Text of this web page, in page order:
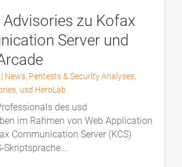
Advisories zu Kofax
Server und
| News, Pentests & Security Analyses,
, usd HeroLab
des usd
im Rahmen von Web Application
Communication Server (KCS)